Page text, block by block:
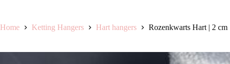
Home Ketting Hangers Hart hangers Rozenkwarts Hart | 2 cm